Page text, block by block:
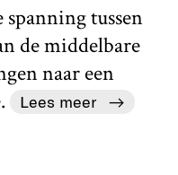
tussen
de middelbare
naar een
Lees meer